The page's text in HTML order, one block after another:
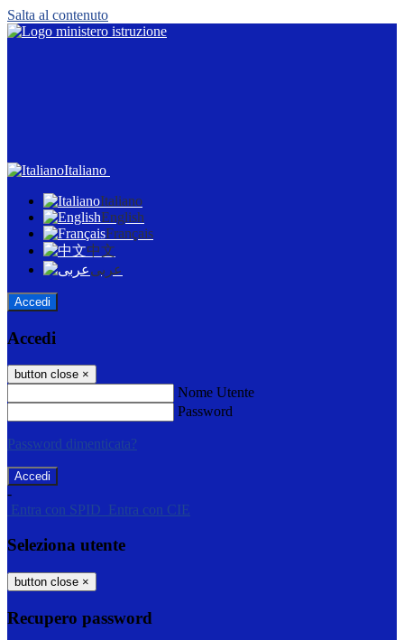
Salta al contenuto
Italiano
Italiano
English
Français
中文
عربى
Accedi
Accedi
button close ×
Nome Utente
Password
Password dimenticata?
-
Entra con SPID
Entra con CIE
Seleziona utente
button close ×
Recupero password